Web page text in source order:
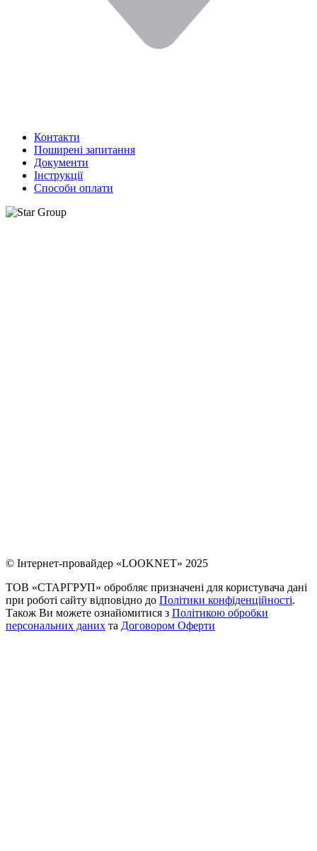
Контакти
Поширені запитання
Документи
Інструкції
Способи оплати
© Інтернет-провайдер «LOOKNET» 2025
ТОВ «СТАРГРУП» обробляє призначені для користувача дані
при роботі сайту відповідно до Політики конфіденційності.
Також Ви можете ознайомитися з Політикою обробки
персональних даних та Договором Оферти